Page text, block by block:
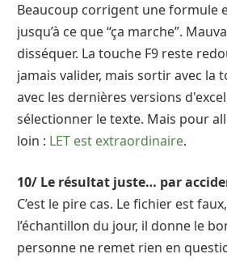
Beaucoup corrigent une formule
jusqu’à ce que “ça marche”.
disséquer. La touche F9 reste
jamais valider, mais sortir avec la
avec les dernières versions
sélectionner le texte. Mais pour
loin : LET est extraordinaire.
10/ Le résultat juste… par
C’est le pire cas. Le fichier est
l’échantillon du jour, il donne le
personne ne remet rien en